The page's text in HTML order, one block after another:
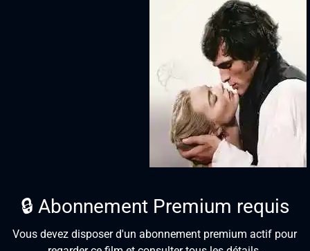
🔒 Abonnement Premium requis
Vous devez disposer d'un abonnement premium actif pour